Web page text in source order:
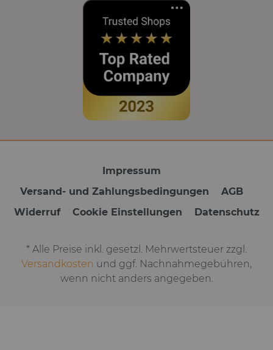
Impressum
Versand- und Zahlungsbedingungen
AGB
Widerruf
Cookie Einstellungen Datenschutz
* Alle Preise inkl. gesetzl. Mehrwertsteuer zzgl.
Versandkosten und ggf. Nachnahmegebühren,
wenn nicht anders angegeben.